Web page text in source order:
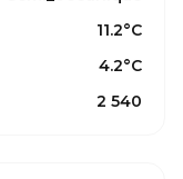
11.2°C
4.2°C
2 540